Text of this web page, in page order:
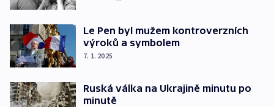
Le Pen byl mužem kontroverzních
výroků a symbolem
7. 1. 2025
Ruská válka na Ukrajině minutu po
minutě